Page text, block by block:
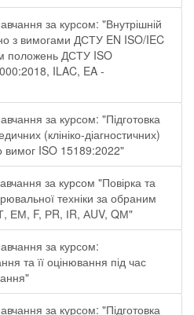
за курсом: "Внутрішній
з вимогами ДСТУ EN ISO/IEC
положень ДСТУ ISO
ILAC, EA -
за курсом: "Підготовка
(клініко-діагностичних)
вимог ISO 15189:2022"
за курсом "Повірка та
техніки за обраним
ЕМ, F, РR, ІR, АUV, QМ"
за курсом:
та її оцінювання під час
за курсом: "Підготовка